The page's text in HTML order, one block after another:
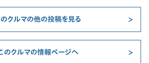
のクルマの他の投稿を見る
のクルマの情報ページへ